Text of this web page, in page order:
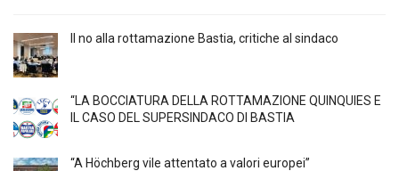
Il no alla rottamazione Bastia, critiche al sindaco
“LA BOCCIATURA DELLA ROTTAMAZIONE QUINQUIES E
IL CASO DEL SUPERSINDACO DI BASTIA
“A Höchberg vile attentato a valori europei”